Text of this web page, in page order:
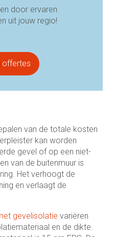
door ervaren
uit jouw regio!
offertes
van de totale kosten
kan worden
gevel of op een niet-
van de buitenmuur is
Het verhoogt de
en verlaagt de
gevelisolatie variëren
en de dikte.